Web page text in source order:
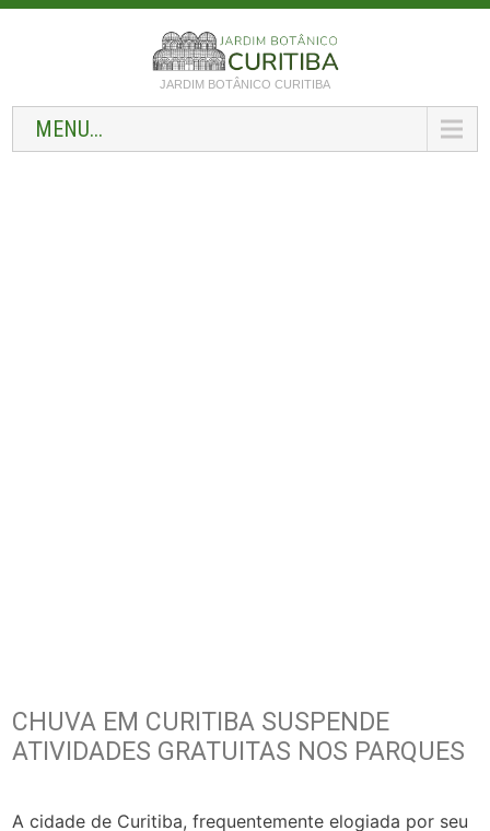
JARDIM BOTÂNICO CURITIBA
MENU...
CHUVA EM CURITIBA SUSPENDE
ATIVIDADES GRATUITAS NOS PARQUES
A cidade de Curitiba, frequentemente elogiada por seu